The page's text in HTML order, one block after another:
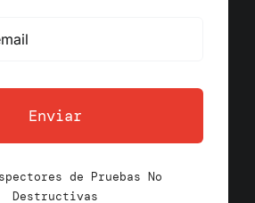
Enviar
de Pruebas No
Destructivas